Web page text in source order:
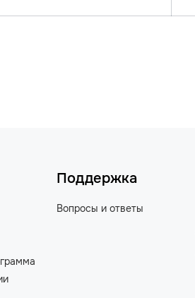
Поддержка
Вопросы и ответы